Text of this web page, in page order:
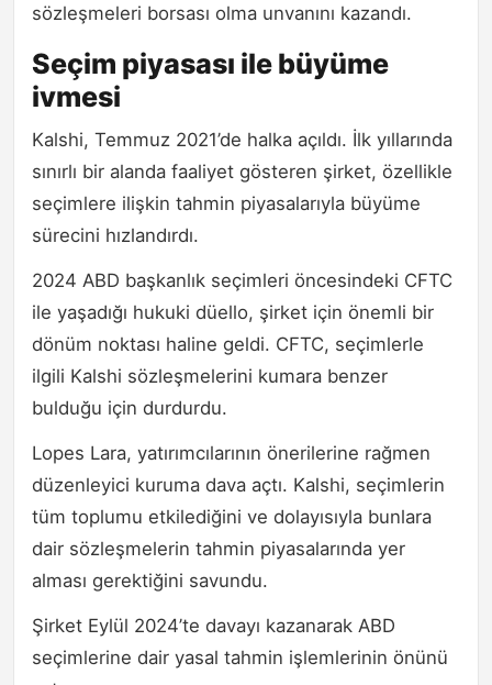
sözleşmeleri borsası olma unvanını kazandı.
Seçim piyasası ile büyüme
ivmesi
Kalshi, Temmuz 2021’de halka açıldı. İlk yıllarında
sınırlı bir alanda faaliyet gösteren şirket, özellikle
seçimlere ilişkin tahmin piyasalarıyla büyüme
sürecini hızlandırdı.
2024 ABD başkanlık seçimleri öncesindeki CFTC
ile yaşadığı hukuki düello, şirket için önemli bir
dönüm noktası haline geldi. CFTC, seçimlerle
ilgili Kalshi sözleşmelerini kumara benzer
bulduğu için durdurdu.
Lopes Lara, yatırımcılarının önerilerine rağmen
düzenleyici kuruma dava açtı. Kalshi, seçimlerin
tüm toplumu etkilediğini ve dolayısıyla bunlara
dair sözleşmelerin tahmin piyasalarında yer
alması gerektiğini savundu.
Şirket Eylül 2024’te davayı kazanarak ABD
seçimlerine dair yasal tahmin işlemlerinin önünü